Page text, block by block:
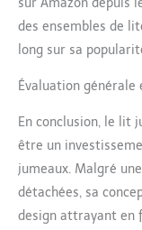
sur Amazon depuis
des ensembles de
long sur sa
Évaluation
En conclusion, le lit
être un
jumeaux. Malgré
détachées, sa
design attrayant en